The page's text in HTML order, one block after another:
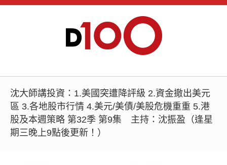
沈大師講投資：1.美國突遭降評級 2.資金撤出美元
區 3.各地股市行情 4.美元/美債/美股危機重重 5.港
股及本週策略 第32季 第9集 主持：沈振盈（逢星
期三晚上9點後更新！）